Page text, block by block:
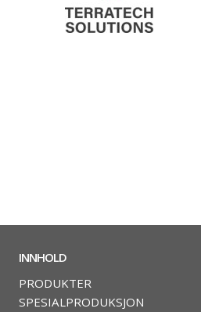
INNHOLD
PRODUKTER
SPESIALPRODUKSJON